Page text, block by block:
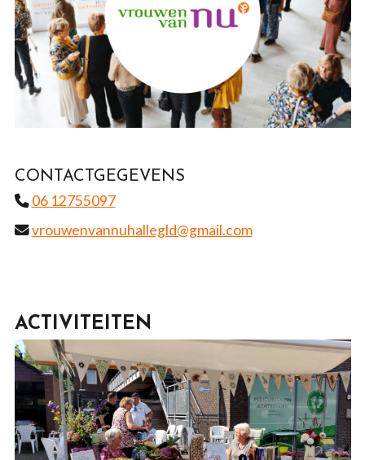
CONTACTGEGEVENS
06 12755097
vrouwenvannuhallegld@gmail.com
ACTIVITEITEN